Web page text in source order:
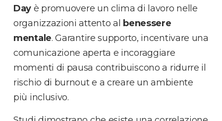
Day è promuovere un clima di lavoro nelle
organizzazioni attento al
benessere
mentale. Garantire supporto, incentivare una
comunicazione aperta e incoraggiare
momenti di pausa contribuiscono a ridurre il
rischio di burnout e a creare un ambiente
più inclusivo.